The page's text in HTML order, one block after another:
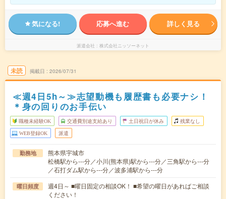
気になる! 応募へ進む 詳しく見る
派遣会社 株式会社ニッソーネット
未読 掲載日 2026/07/31
≪週4日5h～≫志望動機も履歴書も必要ナシ！
＊身の回りのお手伝い
職種未経験OK 交通費別途支給あり 土日祝日が休み 残業なし
WEB登録OK 派遣
勤務地
熊本県宇城市
松橋駅から---分／小川(熊本県)駅から---分／三角駅から---分
／石打ダム駅から---分／波多浦駅から---分
曜日頻度
週4日～ ■曜日固定の相談OK！ ■希望の曜日があればご相談
ください！